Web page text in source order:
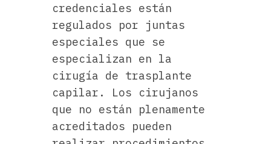
credenciales están
regulados por juntas
especiales que se
especializan en la
cirugía de trasplante
capilar. Los cirujanos
que no están plenamente
acreditados pueden